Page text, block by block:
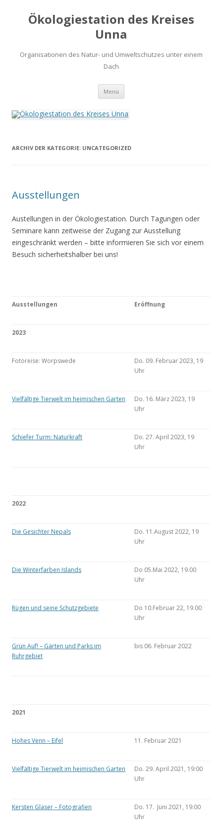
Ökologiestation des Kreises
Unna
Organisationen des Natur- und Umweltschutzes unter einem
Dach
Menü Zum
springen
ARCHIV DER KATEGORIE: UNCATEGORIZED
Ausstellungen
Austellungen in der Ökologiestation. Durch Tagungen oder
Seminare kann zeitweise der Zugang zur Ausstellung
eingeschränkt werden – bitte informieren Sie sich vor einem
Besuch sicherheitshalber bei uns!
Ausstellungen Eröffnung
2023
Fotoreise: Worpswede
Do. 09. Februar 2023, 19
Uhr
Vielfältige Tierwelt im heimischen Garten
Do. 16. März 2023, 19
Uhr
Schiefer Turm: Naturkraft
Do. 27. April 2023, 19
Uhr
2022
Die Gesichter Nepals
Do. 11.August 2022, 19
Uhr
Die Winterfarben Islands
Do 05.Mai 2022, 19.00
Uhr
Rügen und seine Schutzgebiete
Do 10.Februar 22, 19.00
Uhr
Grün Auf! – Gärten und Parks im
Ruhrgebiet
bis 06. Februar 2022
2021
Hohes Venn – Eifel 11. Februar 2021
Vielfältige Tierwelt im heimischen Garten
Do. 29. April 2021, 19:00
Uhr
Kersten Glaser – Fotografien
Do. 17. Juni 2021, 19:00
Uhr